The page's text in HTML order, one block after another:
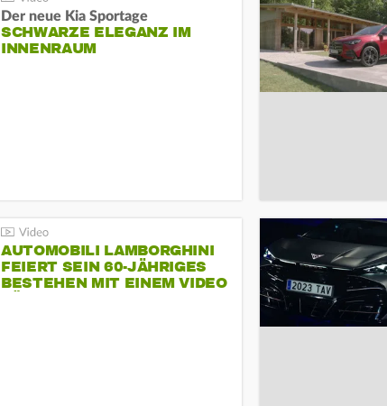
Der neue Kia Sportage
SCHWARZE ELEGANZ IM
INNENRAUM
AUTOMOBILI LAMBORGHINI
FEIERT SEIN 60-JÄHRIGES
BESTEHEN MIT EINEM VIDEO